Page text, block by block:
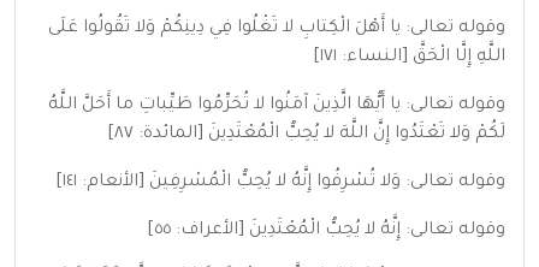
وقوله تعالى: يا أَهْلَ الْكِتابِ لا تَغْلُوا فِي دِينِكُمْ وَلا تَقُولُوا عَلَى
اللَّهِ إِلَّا الْحَقَّ [النساء: ١٧١]
وقوله تعالى: يا أَيُّهَا الَّذِينَ آمَنُوا لا تُحَرِّمُوا طَيِّباتِ ما أَحَلَّ اللَّهُ
لَكُمْ وَلا تَعْتَدُوا إِنَّ اللَّهَ لا يُحِبُّ الْمُعْتَدِينَ [المائدة: ٨٧]
وقوله تعالى: وَلا تُسْرِفُوا إِنَّهُ لا يُحِبُّ الْمُسْرِفِينَ [الأنعام: ١٤١]
وقوله تعالى: إِنَّهُ لا يُحِبُّ الْمُعْتَدِينَ [الأعراف: ٥٥]